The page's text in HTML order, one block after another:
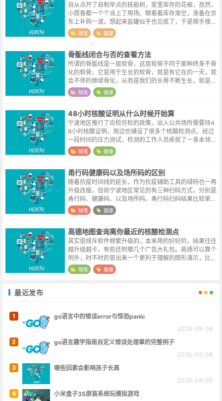
自从点开了自制早点的技能树，家里库存的花椒，孜然，
小茴香都一个个派上了用场。眼看着库存渐空，准备在京
东上补购一波。想起来盐罐似乎也见底了，于是顺手搜了
一下食盐，平时都是顺手从超市拿几包，倒也没有特别留
意是否含碘，于是当含碘盐和无碘盐白...
随笔 健康
骨骺线闭合与否的查看方法
所谓的骨骺线是一层软骨，这层软骨不同于那种终身不骨
化的软骨，它是用于生长的软骨，就是有它在的一天，就
会不停的继续骨化，从而是我们的长骨不断生长，就是胳
膊，和腿的生长。如果该软骨到一定岁数不完全骨化即骨
骺线不闭合，那就是有病了，比如巨人...
随笔 健康
48小时核酸证明从什么时候开始算
宁波地区推行了应检尽检的政策，出入公共场所需要持4
8小时核酸证明，周边也铺设了很多个核酸检测点，经过
一段时间的压力测试，检测的工作人员练就了一身本领，
往往口罩还没有摘下来，人工作人员已经一套消毒动作做
完，把检测棒杵到你嘴边了。这周五刚...
随笔 健康
甬行码健康码以及场所码的区别
随着抗疫时间线的延长，作为抗疫辅助工具的绿码也一再
升级改版，目前宁波地区常见的有三种扫码方式，分别是
甬行码、健康码、以及场所码。甬行码扫码结果比较单
一，仅显示二维码信息；而健康码会显示用户的核酸检测
结果信息，同时页面上有行程卡以及疫苗...
随笔 健康
高德地图查询离你最近的核酸检测点
其实挺排斥软件频繁升级的，本来用的好好的，结果往往
越升级越卡，有些还附赠几个广告大礼包。高德可以算个
例外，时不时的冒出来一个更利于理解的图形演示，比如
上下高架的分支路线，进出隧道的提示等等。最近推行核
酸检测的应检尽检，地方上都铺设了大...
随笔 健康
最近发布
1
go语言中的错误error与惊恐panic
2026-08-08
2
go语言趣学指南自定义错误处理章的完整例子
2026-08-08
3
哪些因素会影响孩子长高
2026-08-05
4
小米盒子3S原装系统玩模拟游戏